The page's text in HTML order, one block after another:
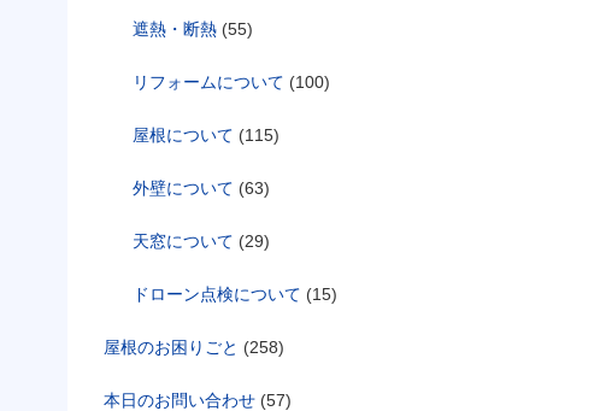
遮熱・断熱 (55)
リフォームについて (100)
屋根について (115)
外壁について (63)
天窓について (29)
ドローン点検について (15)
屋根のお困りごと (258)
本日のお問い合わせ (57)